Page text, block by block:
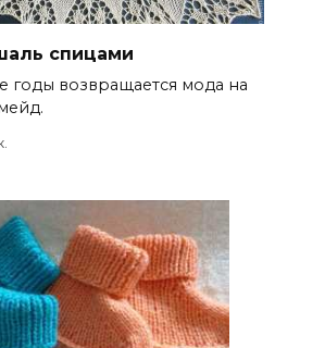
спицами
годы возвращается мода на